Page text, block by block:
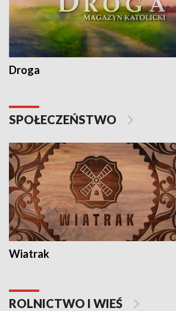
Droga
SPOŁECZEŃSTWO
Wiatrak
ROLNICTWO I WIEŚ